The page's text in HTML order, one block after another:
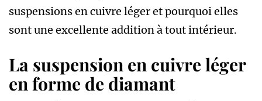
suspensions en cuivre léger et pourquoi elles
sont une excellente addition à tout intérieur.
La suspension en cuivre léger
en forme de diamant